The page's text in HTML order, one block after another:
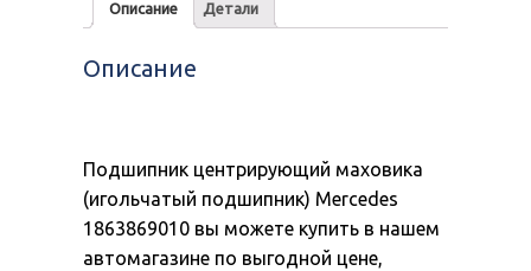
Описание Детали
Описание
Подшипник центрирующий маховика
(игольчатый подшипник) Mercedes
1863869010 вы можете купить в нашем
автомагазине по выгодной цене,